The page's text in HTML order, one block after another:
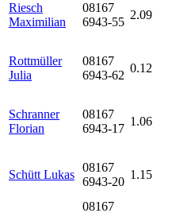
Riesch
Maximilian
08167
6943-55
2.09
Rottmüller
Julia
08167
6943-62
0.12
Schranner
Florian
08167
6943-17
1.06
Schütt Lukas
08167
6943-20
1.15
08167